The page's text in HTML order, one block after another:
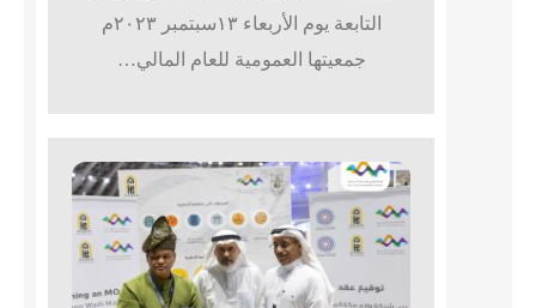
التابعة يوم الأربعاء ١٣سبتمبر ٢٠٢٣م
جمعيتها العمومية للعام المالي…